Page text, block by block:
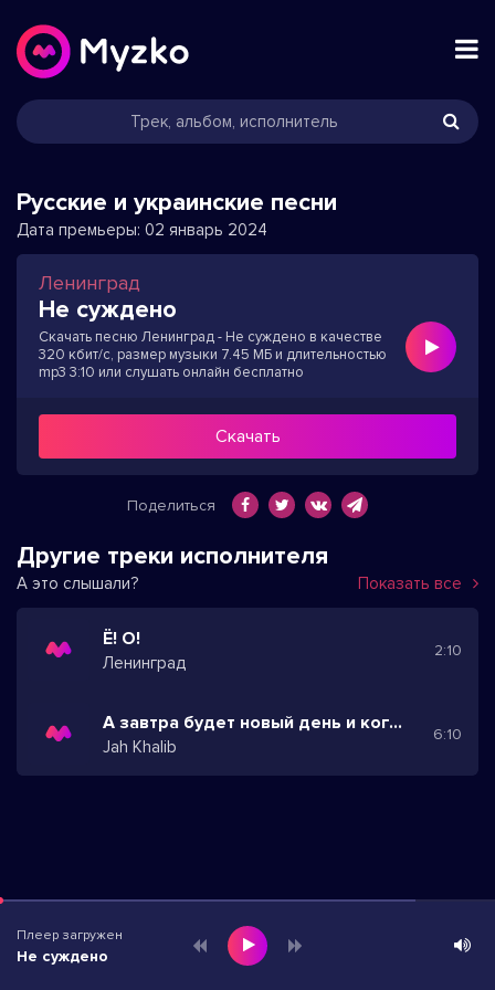
Русские и украинские песни
Дата премьеры: 02 январь 2024
Ленинград
Не суждено
Скачать песню Ленинград - Не суждено в качестве
320 кбит/с, размер музыки 7.45 МБ и длительностью
mp3 3:10 или слушать онлайн бесплатно
Скачать
Поделиться
Другие треки исполнителя
А это слышали? Показать все
Ё! О!
Ленинград
2:10
А завтра будет новый день и когда мы встретимся
Jah Khalib
6:10
Плеер загружен
Не суждено